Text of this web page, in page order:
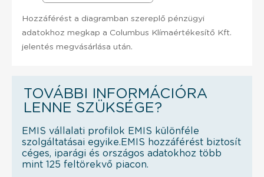
Hozzáférést a diagramban szereplő pénzügyi
adatokhoz megkap a Columbus Klímaértékesítő Kft.
jelentés megvásárlása után.
TOVÁBBI INFORMÁCIÓRA
LENNE SZÜKSÉGE?
EMIS vállalati profilok EMIS különféle
szolgáltatásai egyike.EMIS hozzáférést biztosít
céges, iparági és országos adatokhoz több
mint 125 feltörekvő piacon.